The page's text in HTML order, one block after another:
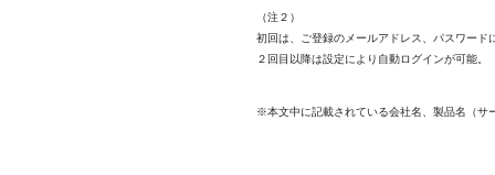
（注２）
初回は、ご登録のメールアドレス、パスワード
２回目以降は設定により自動ログインが可能。
※本文中に記載されている会社名、製品名（サ